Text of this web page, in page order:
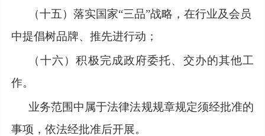
（十五） 落实国家“三品”战略，在行业及会员
中提倡树品牌、推先进行动；
（十六）积极完成政府委托、交办的其他工
作。
业务范围中属于法律法规规章规定须经批准的
事项，依法经批准后开展。